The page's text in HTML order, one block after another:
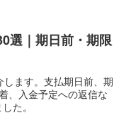
選｜期日前・期限
ます。支払期日前、期
、入金予定への返信な
た。